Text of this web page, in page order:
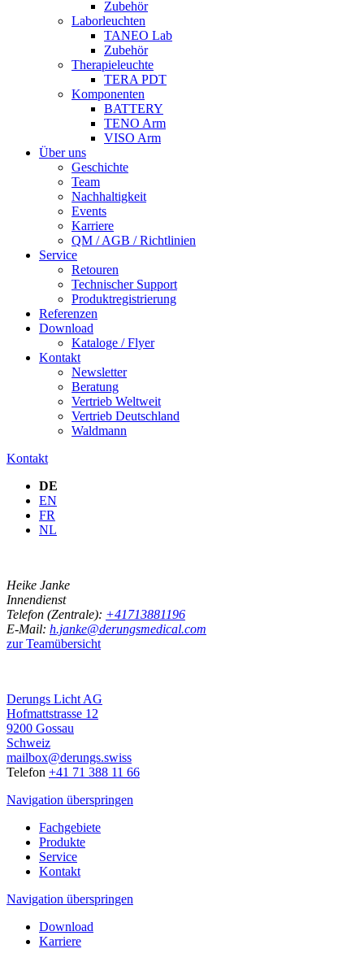
Zubehör
Laborleuchten
TANEO Lab
Zubehör
Therapieleuchte
TERA PDT
Komponenten
BATTERY
TENO Arm
VISO Arm
Über uns
Geschichte
Team
Nachhaltigkeit
Events
Karriere
QM / AGB / Richtlinien
Service
Retouren
Technischer Support
Produktregistrierung
Referenzen
Download
Kataloge / Flyer
Kontakt
Newsletter
Beratung
Vertrieb Weltweit
Vertrieb Deutschland
Waldmann
Kontakt
DE
EN
FR
NL
Heike Janke
Innendienst
Telefon (Zentrale): +41713881196
E-Mail: h.janke@derungsmedical.com
zur Teamübersicht
Derungs Licht AG
Hofmattstrasse 12
9200 Gossau
Schweiz
mailbox@derungs.swiss
Telefon +41 71 388 11 66
Navigation überspringen
Fachgebiete
Produkte
Service
Kontakt
Navigation überspringen
Download
Karriere